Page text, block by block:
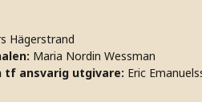
Hägerstrand
Maria Nordin Wessman
tf ansvarig utgivare: Eric